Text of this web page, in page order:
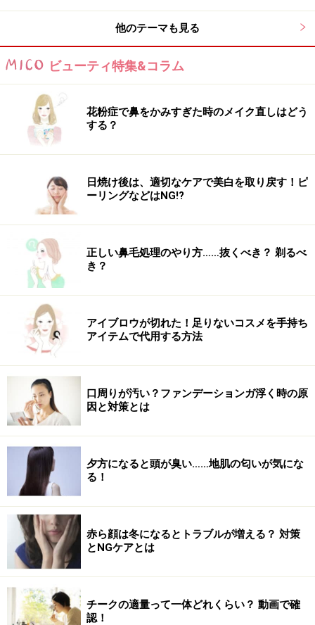
ンの質感にもよりますが、顔全体の適量は1円玉大が目
安。フェイスラインに向かって薄くすることで、自然な
立体感が生まれます。
何もついていないスポンジで、顔の中心から外側に向か
ってトントンと優しくタッピング。
ことで、肌にツヤ感が出ます。
4. パウダーはくずれやすい部分だけにのせる
小鼻のキワやあご先などは、パフを半分に折って使う
仕上げ用のフェイスパウダーは、余分な皮脂や汗を防ぐ
効果がありますが、顔全体にのせるとツヤを消してしま
うというデメリットも。
Tゾーン、小鼻のキワ、あご先など、くずれやすい部分
を中心にのせていきます。頬にパウダーをのせること
で、気になる毛穴をカバーする効果も。目の下は乾燥し
やすくなるので、塗らないように注意しましょう。
他のテーマも見る
ビューティ特集&コラム
花粉症で鼻をかみすぎた時のメイク直しはどう
する？
日焼け後は、適切なケアで美白を取り戻す！ピ
ーリングなどはNG!?
正しい鼻毛処理のやり方……抜くべき？ 剃るべ
き？
アイブロウが切れた！足りないコスメを手持ち
アイテムで代用する方法
口周りが汚い？ファンデーションガ浮く時の原
因と対策とは
夕方になると頭が臭い……地肌の匂いが気にな
る！
赤ら顔は冬になるとトラブルが増える？ 対策
とNGケアとは
チークの適量って一体どれくらい？ 動画で確
認！